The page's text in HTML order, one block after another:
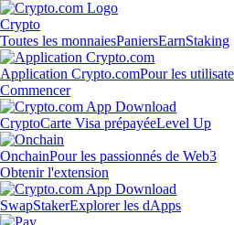
Crypto
Toutes les monnaiesPaniersEarnStaking
Application Crypto.comPour les
Commencer
CryptoCarte Visa prépayéeLevel Up
OnchainPour les passionnés de Web3
Obtenir l'extension
SwapStakerExplorer les dApps